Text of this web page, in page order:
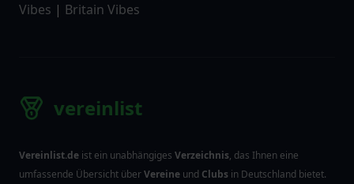
Vibes | Britain Vibes
vereinlist
Vereinlist.de ist ein unabhängiges Verzeichnis, das Ihnen eine
umfassende Übersicht überVereine und Clubs in Deutschland bietet.